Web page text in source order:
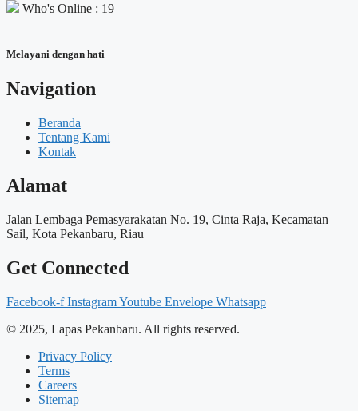
Who's Online : 19
Melayani dengan hati
Navigation
Beranda
Tentang Kami
Kontak
Alamat
Jalan Lembaga Pemasyarakatan No. 19, Cinta Raja, Kecamatan
Sail, Kota Pekanbaru, Riau
Get Connected
Facebook-f InstagramYoutube Envelope Whatsapp
© 2025, Lapas Pekanbaru. All rights reserved.
Privacy Policy
Terms
Careers
Sitemap